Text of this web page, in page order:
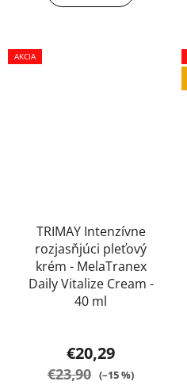
AKCIA
TRIMAY Intenzívne
rozjasňjúci pleťový
krém - MelaTranex
Daily Vitalize Cream -
40 ml
hodnotenie
produktu
€20,29
€23,90 (–15 %)